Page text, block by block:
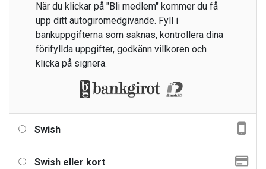
När du klickar på "Bli medlem" kommer du få
upp ditt autogiromedgivande. Fyll i
bankuppgifterna som saknas, kontrollera dina
förifyllda uppgifter, godkänn villkoren och
klicka på signera.
Swish
Swish eller kort